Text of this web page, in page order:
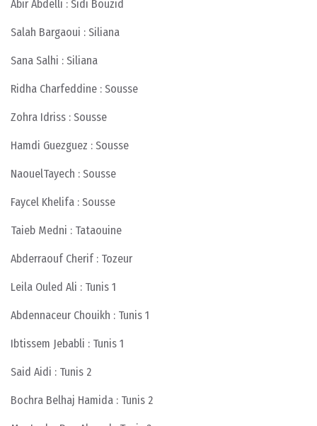
Abir Abdelli : Sidi Bouzid
Salah Bargaoui : Siliana
Sana Salhi : Siliana
Ridha Charfeddine : Sousse
Zohra Idriss : Sousse
Hamdi Guezguez : Sousse
NaouelTayech : Sousse
Faycel Khelifa : Sousse
Taieb Medni : Tataouine
Abderraouf Cherif : Tozeur
Leila Ouled Ali : Tunis 1
Abdennaceur Chouikh : Tunis 1
Ibtissem Jebabli : Tunis 1
Said Aidi : Tunis 2
Bochra Belhaj Hamida : Tunis 2